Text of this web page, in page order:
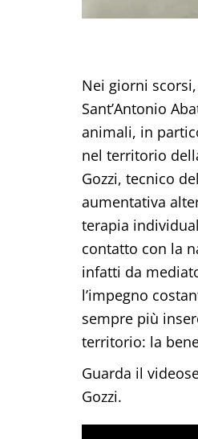
Nei giorni
Sant’Antonio
animali, in
nel territorio
Gozzi, tecnico
aumentativa
terapia
contatto con la
infatti da
l’impegno
sempre più
territorio: la
Guarda il
Gozzi.